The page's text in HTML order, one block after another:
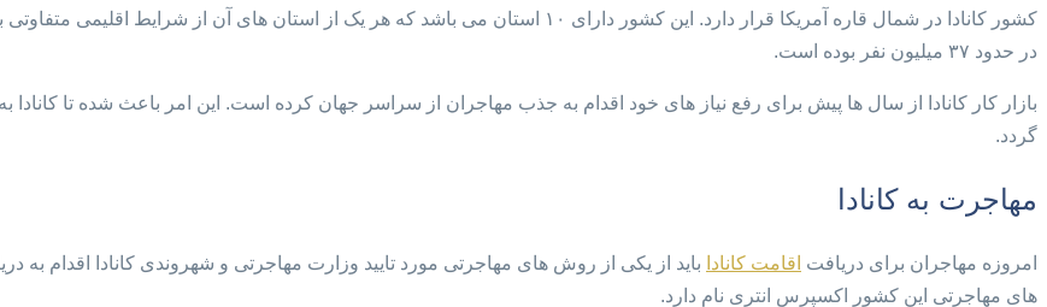
کشور کانادا در شمال قاره آمریکا قرار دارد. این کشور دارای ۱۰ استان می باشد که هر یک از استان
در حدود ۳۷ میلیون نفر بوده است.
بازار کار کانادا از سال ها پیش برای رفع نیاز های خود اقدام به جذب مهاجران از سراسر جهان کرده است. این امر باعث شده تا
گردد.
مهاجرت به کانادا
امروزه مهاجران برای دریافت اقامت کانادا باید از یکی از روش های مهاجرتی مورد تایید وزارت مهاجرتی و شهروندی کانادا اقدام
های مهاجرتی این کشور اکسپرس انتری نام دارد.